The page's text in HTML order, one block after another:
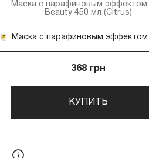
Маска с парафиновым эффектом
Beauty 450 мл (Citrus)
368 грн
КУПИТЬ